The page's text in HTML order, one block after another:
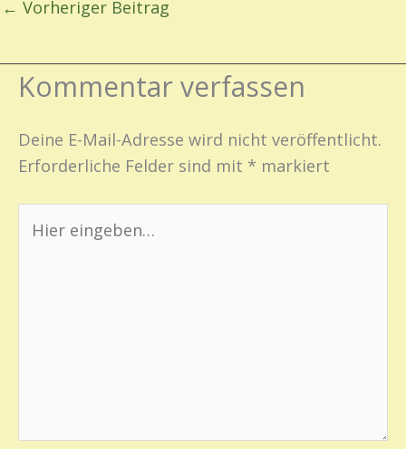
← Vorheriger Beitrag
Kommentar verfassen
Deine E-Mail-Adresse wird nicht veröffentlicht.
Erforderliche Felder sind mit * markiert
eingeben…